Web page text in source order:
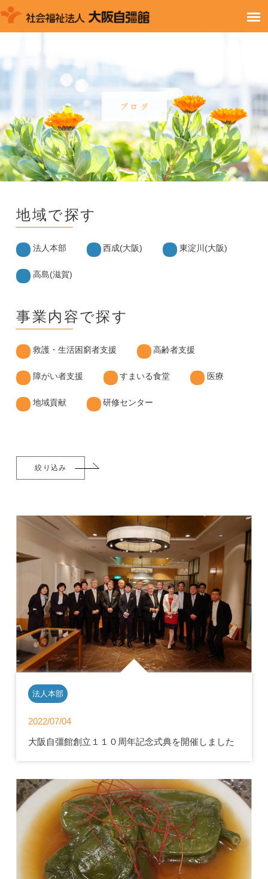
地域で探す
法人本部 西成(大阪) 東淀川(大阪)
高島(滋賀)
事業内容で探す
救護・生活困窮者支援 高齢者支援
障がい者支援 すまいる食堂 医療
地域貢献 研修センター
絞り込み
法人本部
2022/07/04
大阪自彊館創立１１０周年記念式典を開催しました